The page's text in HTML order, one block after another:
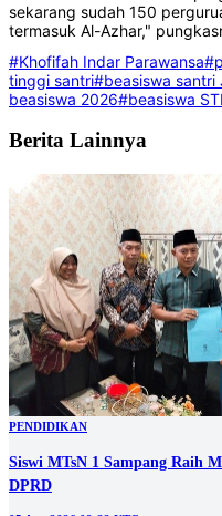
sekarang sudah 150
termasuk Al-Azhar,"
#Khofifah Indar Parawansa
tinggi santri#beasiswa santri
beasiswa 2026#beasiswa
Berita Lainnya
PENDIDIKAN
Siswi MTsN 1 Sampang Raih
DPRD